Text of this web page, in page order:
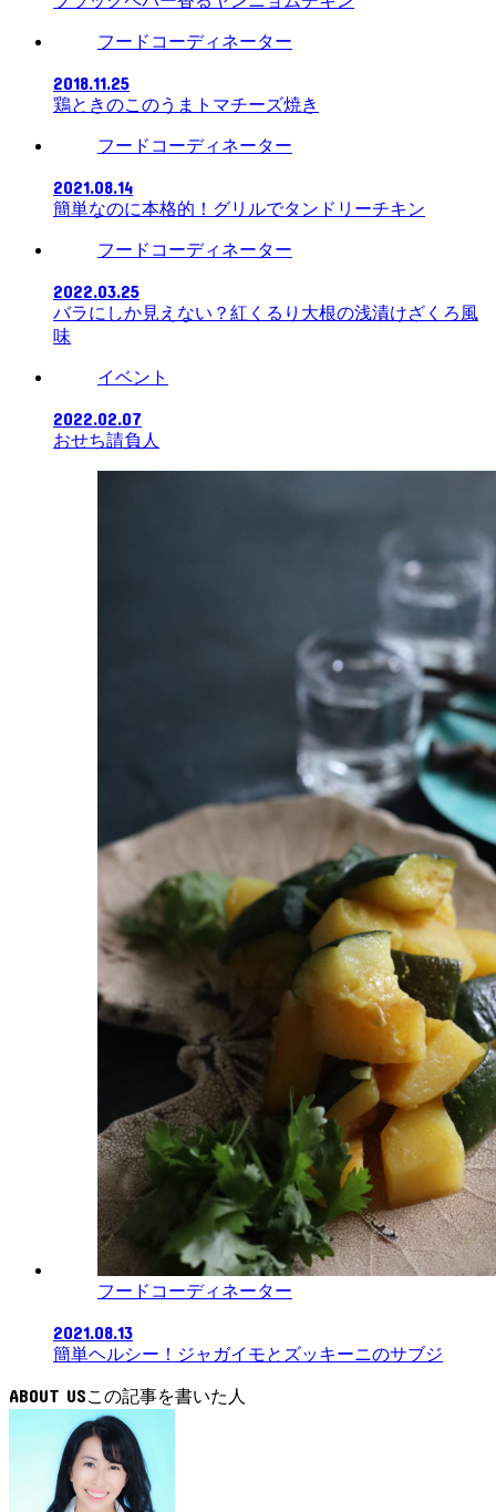
フードコーディネーター
2018.11.25
鶏ときのこのうまトマチーズ焼き
フードコーディネーター
2021.08.14
簡単なのに本格的！グリルでタンドリーチキン
フードコーディネーター
2022.03.25
バラにしか見えない？紅くるり大根の浅漬けざくろ風
味
イベント
2022.02.07
おせち請負人
フードコーディネーター
2021.08.13
簡単ヘルシー！ジャガイモとズッキーニのサブジ
ABOUT US